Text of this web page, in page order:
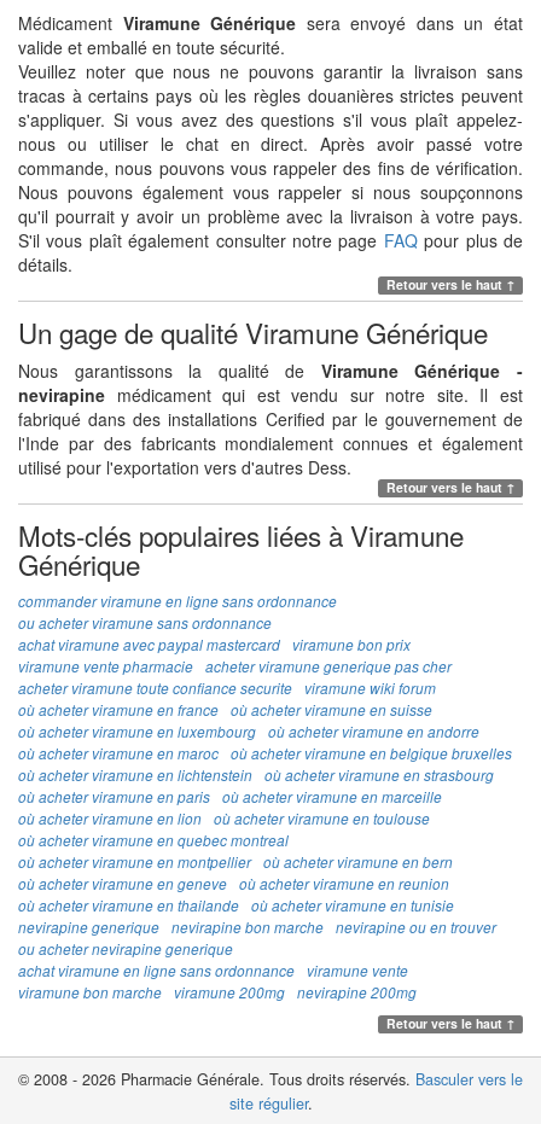
Médicament Viramune Générique sera envoyé dans un état
valide et emballé en toute sécurité.
Veuillez noter que nous ne pouvons garantir la livraison sans
tracas à certains pays où les règles douanières strictes peuvent
s'appliquer. Si vous avez des questions s'il vous plaît appelez-
nous ou utiliser le chat en direct. Après avoir passé votre
commande, nous pouvons vous rappeler des fins de vérification.
Nous pouvons également vous rappeler si nous soupçonnons
qu'il pourrait y avoir un problème avec la livraison à votre pays.
S'il vous plaît également consulter notre page FAQpour plus de
détails.
Retour vers le haut ↑
Un gage de qualité Viramune Générique
Nous garantissons la qualité de Viramune Générique -
nevirapine médicament qui est vendu sur notre site. Il est
fabriqué dans des installations Cerified par le gouvernement de
l'Inde par des fabricants mondialement connues et également
utilisé pour l'exportation vers d'autres Dess.
Retour vers le haut ↑
Mots-clés populaires liées à Viramune
Générique
commander viramune en ligne sans ordonnance
ou acheter viramune sans ordonnance
achat viramune avec paypal mastercard
viramune bon prix
viramune vente pharmacie
acheter viramune generique pas cher
acheter viramune toute confiance securite
viramune wiki forum
où acheter viramune en france
où acheter viramune en suisse
où acheter viramune en luxembourg
où acheter viramune en andorre
où acheter viramune en maroc
où acheter viramune en belgique bruxelles
où acheter viramune en lichtenstein
où acheter viramune en strasbourg
où acheter viramune en paris
où acheter viramune en marceille
où acheter viramune en lion
où acheter viramune en toulouse
où acheter viramune en quebec montreal
où acheter viramune en montpellier
où acheter viramune en bern
où acheter viramune en geneve
où acheter viramune en reunion
où acheter viramune en thailande
où acheter viramune en tunisie
nevirapine generique
nevirapine bon marche
nevirapine ou en trouver
ou acheter nevirapine generique
achat viramune en ligne sans ordonnance
viramune vente
viramune bon marche
viramune 200mg nevirapine 200mg
Retour vers le haut ↑
© 2008 - 2026 Pharmacie Générale. Tous droits réservés. Basculer vers le
site régulier.